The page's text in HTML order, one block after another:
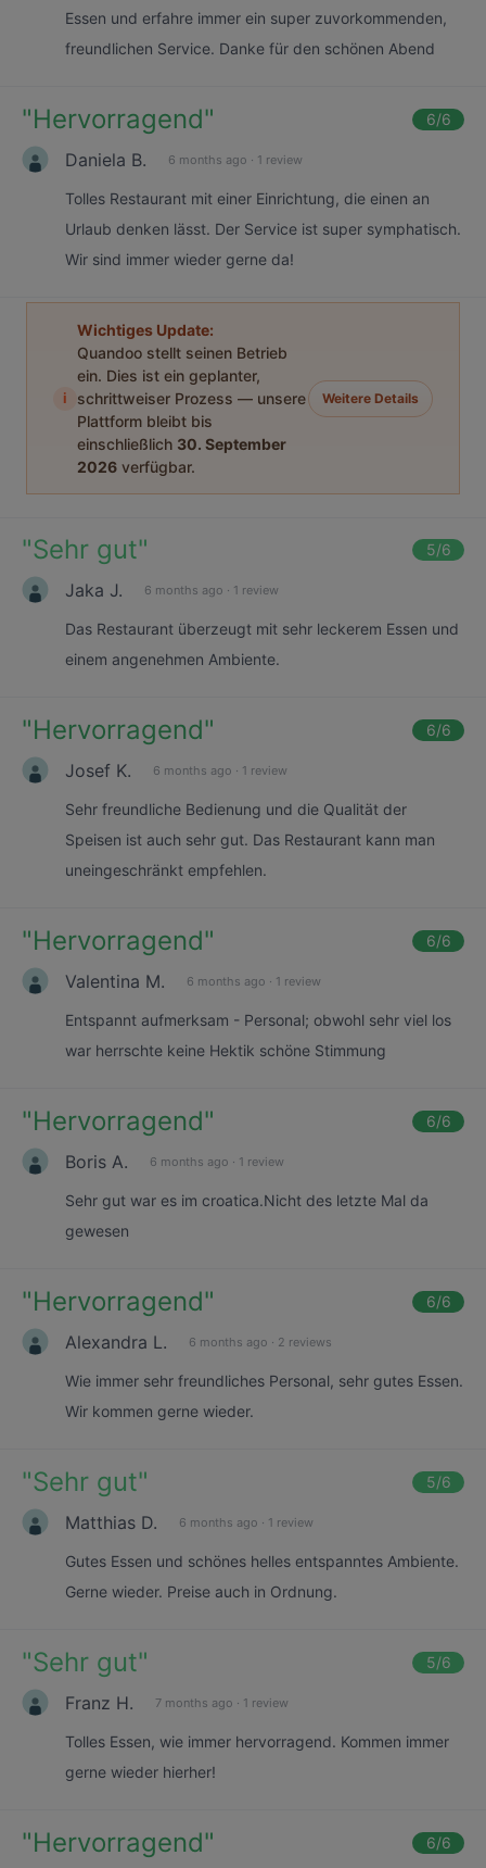
Essen und erfahre immer ein super zuvorkommenden,
freundlichen Service. Danke für den schönen Abend
"Hervorragend" 6/6
Daniela B. 6 months ago · 1 review
Tolles Restaurant mit einer Einrichtung, die einen an
Urlaub denken lässt. Der Service ist super symphatisch.
Wir sind immer wieder gerne da!
i
Wichtiges Update:
Quandoo stellt seinen Betrieb
ein. Dies ist ein geplanter,
schrittweiser Prozess — unsere
Plattform bleibt bis
einschließlich 30. September
2026 verfügbar.
Weitere Details
"Sehr gut" 5/6
Jaka J. 6 months ago · 1 review
Das Restaurant überzeugt mit sehr leckerem Essen und
einem angenehmen Ambiente.
"Hervorragend" 6/6
Josef K. 6 months ago · 1 review
Sehr freundliche Bedienung und die Qualität der
Speisen ist auch sehr gut. Das Restaurant kann man
uneingeschränkt empfehlen.
"Hervorragend" 6/6
Valentina M. 6 months ago · 1 review
Entspannt aufmerksam - Personal; obwohl sehr viel los
war herrschte keine Hektik schöne Stimmung
"Hervorragend" 6/6
Boris A. 6 months ago · 1 review
Sehr gut war es im croatica.Nicht des letzte Mal da
gewesen
"Hervorragend" 6/6
Alexandra L. 6 months ago · 2 reviews
Wie immer sehr freundliches Personal, sehr gutes Essen.
Wir kommen gerne wieder.
"Sehr gut" 5/6
Matthias D. 6 months ago · 1 review
Gutes Essen und schönes helles entspanntes Ambiente.
Gerne wieder. Preise auch in Ordnung.
"Sehr gut" 5/6
Franz H. 7 months ago · 1 review
Tolles Essen, wie immer hervorragend. Kommen immer
gerne wieder hierher!
"Hervorragend" 6/6